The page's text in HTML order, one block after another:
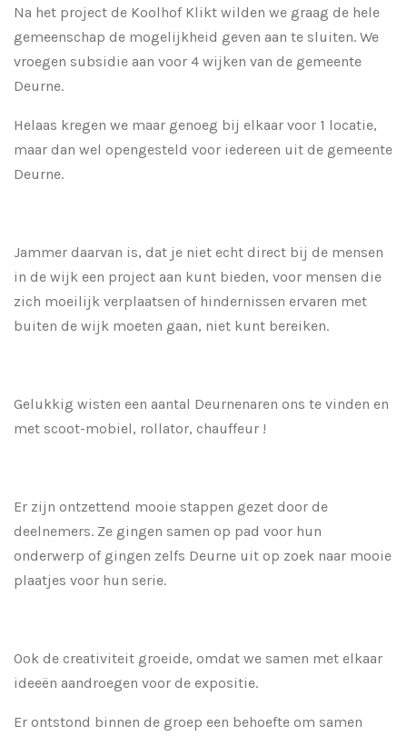
Na het project de Koolhof Klikt wilden we graag de hele
gemeenschap de mogelijkheid geven aan te sluiten. We
vroegen subsidie aan voor 4 wijken van de gemeente
Deurne.
Helaas kregen we maar genoeg bij elkaar voor 1 locatie,
maar dan wel opengesteld voor iedereen uit de gemeente
Deurne.
Jammer daarvan is, dat je niet echt direct bij de mensen
in de wijk een project aan kunt bieden, voor mensen die
zich moeilijk verplaatsen of hindernissen ervaren met
buiten de wijk moeten gaan, niet kunt bereiken.
Gelukkig wisten een aantal Deurnenaren ons te vinden en
met scoot-mobiel, rollator, chauffeur !
Er zijn ontzettend mooie stappen gezet door de
deelnemers. Ze gingen samen op pad voor hun
onderwerp of gingen zelfs Deurne uit op zoek naar mooie
plaatjes voor hun serie.
Ook de creativiteit groeide, omdat we samen met elkaar
ideeën aandroegen voor de expositie.
Er ontstond binnen de groep een behoefte om samen